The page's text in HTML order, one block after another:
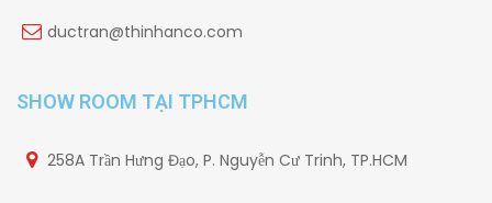
ductran@thinhanco.com
SHOW ROOM TẠI TPHCM
258A Trần Hưng Đạo, P. Nguyễn Cư Trinh, TP.HCM